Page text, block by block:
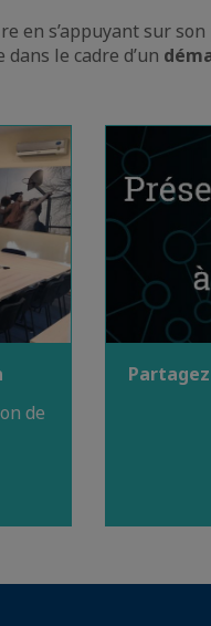
en s’appuyant sur
le cadre d’un
de